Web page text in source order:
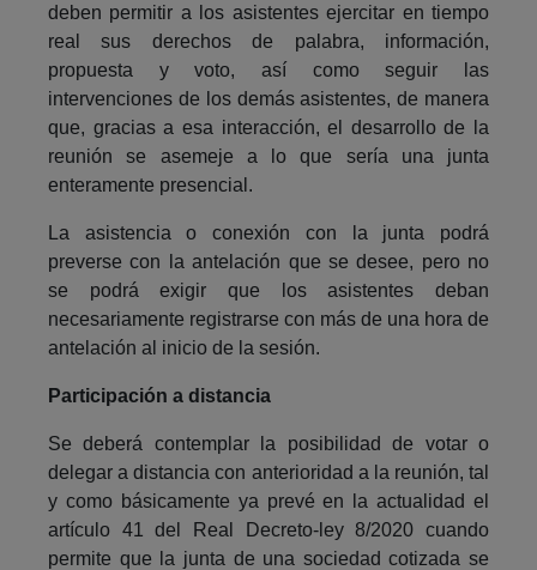
deben permitir a los asistentes ejercitar en tiempo
real sus derechos de palabra, información,
propuesta y voto, así como seguir las
intervenciones de los demás asistentes, de manera
que, gracias a esa interacción, el desarrollo de la
reunión se asemeje a lo que sería una junta
enteramente presencial.
La asistencia o conexión con la junta podrá
preverse con la antelación que se desee, pero no
se podrá exigir que los asistentes deban
necesariamente registrarse con más de una hora de
antelación al inicio de la sesión.
Participación a distancia
Se deberá contemplar la posibilidad de votar o
delegar a distancia con anterioridad a la reunión, tal
y como básicamente ya prevé en la actualidad el
artículo 41 del Real Decreto-ley 8/2020 cuando
permite que la junta de una sociedad cotizada se